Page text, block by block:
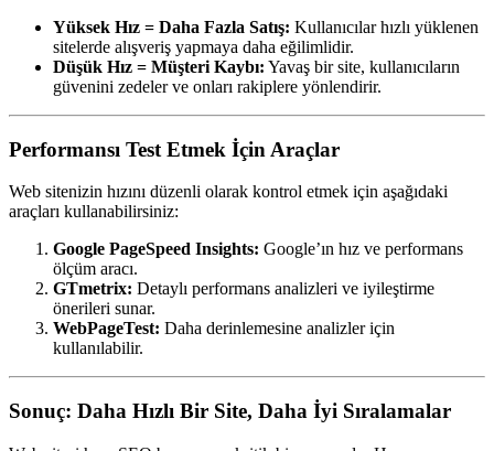
Yüksek Hız = Daha Fazla Satış: Kullanıcılar hızlı yüklenen
sitelerde alışveriş yapmaya daha eğilimlidir.
Düşük Hız = Müşteri Kaybı: Yavaş bir site, kullanıcıların
güvenini zedeler ve onları rakiplere yönlendirir.
Performansı Test Etmek İçin Araçlar
Web sitenizin hızını düzenli olarak kontrol etmek için aşağıdaki
araçları kullanabilirsiniz:
Google PageSpeed Insights: Google’ın hız ve performans
ölçüm aracı.
GTmetrix: Detaylı performans analizleri ve iyileştirme
önerileri sunar.
WebPageTest: Daha derinlemesine analizler için
kullanılabilir.
Sonuç: Daha Hızlı Bir Site, Daha İyi Sıralamalar